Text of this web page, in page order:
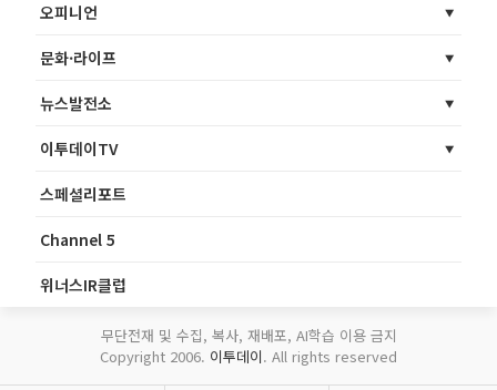
오피니언
문화·라이프
뉴스발전소
이투데이TV
스페셜리포트
Channel 5
위너스IR클럽
무단전재 및 수집, 복사, 재배포, AI학습 이용 금지
Copyright 2006. 이투데이. All rights reserved